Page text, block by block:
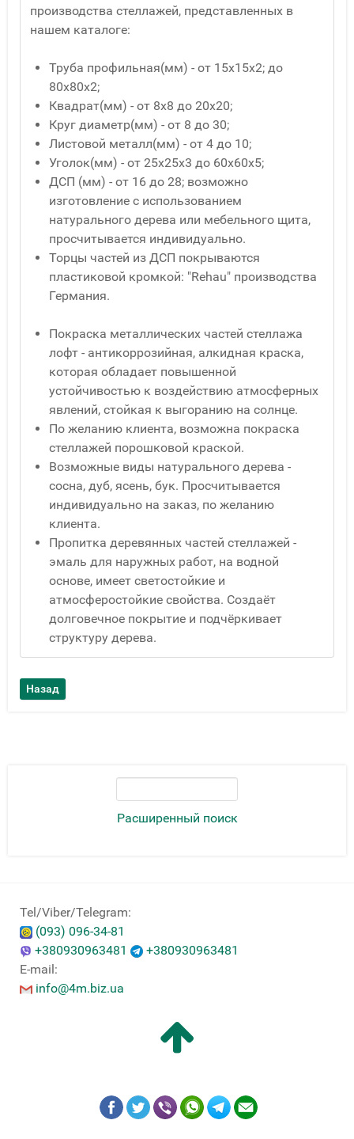
Расширенный поиск
производства стеллажей, представленных в
нашем каталоге:
Труба профильная(мм) - от 15x15x2; до
80x80x2;
Квадрат(мм) - от 8x8 до 20x20;
Круг диаметр(мм) - от 8 до 30;
Листовой металл(мм) - от 4 до 10;
Уголок(мм) - от 25x25x3 до 60x60x5;
ДСП (мм) - от 16 до 28; возможно
изготовление с использованием
натурального дерева или мебельного щита,
просчитывается индивидуально.
Торцы частей из ДСП покрываются
пластиковой кромкой: "Rehau" производства
Германия.
Покраска металлических частей стеллажа
лофт - антикоррозийная, алкидная краска,
которая обладает повышенной
устойчивостью к воздействию атмосферных
явлений, стойкая к выгоранию на солнце.
По желанию клиента, возможна покраска
стеллажей порошковой краской.
Возможные виды натурального дерева -
сосна, дуб, ясень, бук. Просчитывается
индивидуально на заказ, по желанию
клиента.
Пропитка деревянных частей стеллажей -
эмаль для наружных работ, на водной
основе, имеет светостойкие и
атмосферостойкие свойства. Создаёт
долговечное покрытие и подчёркивает
структуру дерева.
Tel/Viber/Telegram:
(093) 096-34-81
+380930963481
+380930963481
E-mail:
info@4m.biz.ua